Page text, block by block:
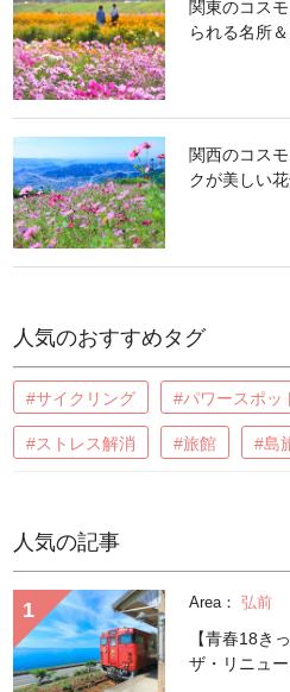
関東のコス
られる名所
関西のコス
クが美しい
人気のおすすめタグ
#サイクリング #パワースポッ
#ストレス解消 #旅館 #島
人気の記事
Area： 弘前
【青春18き
ザ・リニュ